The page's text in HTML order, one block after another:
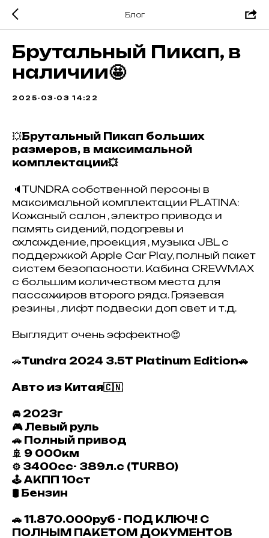
Блог
Брутальный Пикап, в
наличии🤩
2025-03-03 14:22
💥Брутальный Пикап больших
размеров, в максимальной
комплектации💥
🔈TUNDRA собственной персоны в
максимальной комплектации PLATINA:
Кожаный салон , электро привода и
память сидений, подогревы и
охлаждение, проекция , музыка JBL с
поддержкой Apple Car Play, полный пакет
систем безопасности. Кабина CREWMAX
с большим количеством места для
пассажиров второго ряда. Грязевая
резины , лифт подвески доп свет и т.д.
Выглядит очень эффектно😍
🚗Tundra 2024 3.5T Platinum Edition🚗
Авто из Китая🇨🇳
🚘 2023г
🎮 Левый руль
🚗 Полный привод
🚢 9 000км
⚙️ 3400сс- 389л.с (TURBO)
🕹 АКПП 10ст
🛢 Бензин
🚗 11.870.000руб - ПОД КЛЮЧ! С
ПОЛНЫМ ПАКЕТОМ ДОКУМЕНТОВ